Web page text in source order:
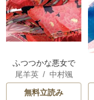
ふつつかな悪女で
はございますが ～
雛宮蝶鼠とりかえ
尾羊英/ 中村颯
希/ゆき哉
無料立読み